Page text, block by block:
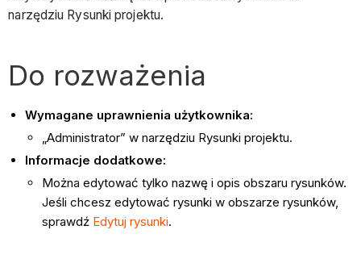
narzędziu Rysunki projektu.
Do rozważenia
Wymagane uprawnienia użytkownika:
„Administrator” w narzędziu Rysunki projektu.
Informacje dodatkowe:
Można edytować tylko nazwę i opis obszaru rysunków.
Jeśli chcesz edytować rysunki w obszarze rysunków,
sprawdź Edytuj rysunki.